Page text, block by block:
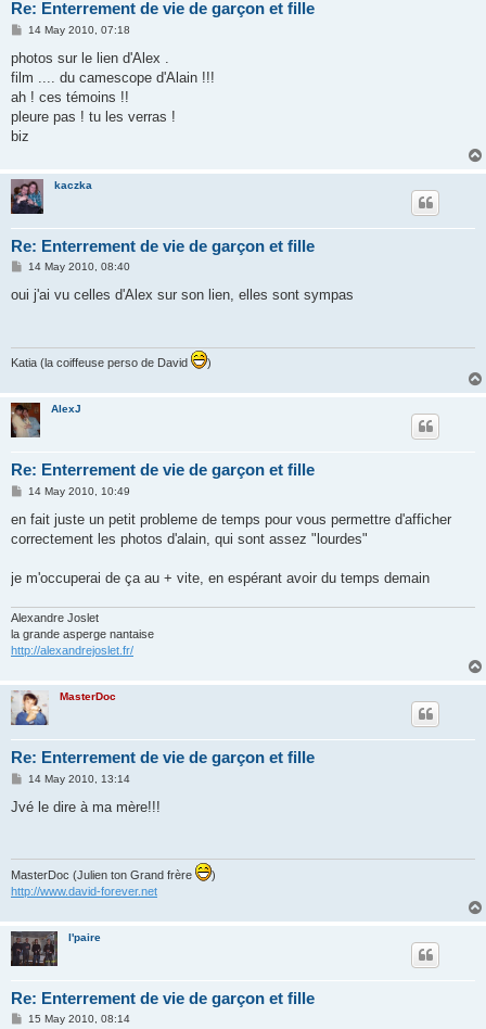
Re: Enterrement de vie de garçon et fille
P
s
14 May 2010, 07:18
photos sur le lien d'Alex .
film .... du camescope d'Alain !!!
ah ! ces témoins !!
pleure pas ! tu les verras !
biz
kaczka
Re: Enterrement de vie de garçon et fille
P
s
14 May 2010, 08:40
oui j'ai vu celles d'Alex sur son lien, elles sont sympas
Katia (la coiffeuse perso de David )
AlexJ
Re: Enterrement de vie de garçon et fille
P
s
14 May 2010, 10:49
en fait juste un petit probleme de temps pour vous permettre d'afficher
correctement les photos d'alain, qui sont assez "lourdes"
je m'occuperai de ça au + vite, en espérant avoir du temps demain
Alexandre Joslet
la grande asperge nantaise
http://alexandrejoslet.fr/
MasterDoc
Re: Enterrement de vie de garçon et fille
P
s
14 May 2010, 13:14
Jvé le dire à ma mère!!!
MasterDoc (Julien ton Grand frère
)
http://www.david-forever.net
l'paire
Re: Enterrement de vie de garçon et fille
P15 May 2010, 08:14